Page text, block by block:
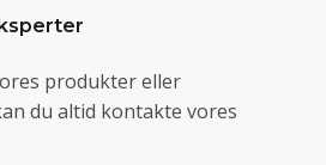
produkter eller
du altid kontakte vores